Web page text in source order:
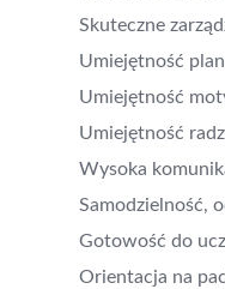
Skuteczne
Umiejętność
Umiejętność
Umiejętność
Wysoka
Samodzielność,
Gotowość do
Orientacja na